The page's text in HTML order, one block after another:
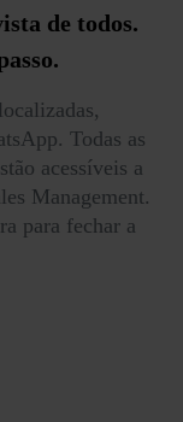
de todos.
Todas as
acessíveis a
Management.
para fechar a